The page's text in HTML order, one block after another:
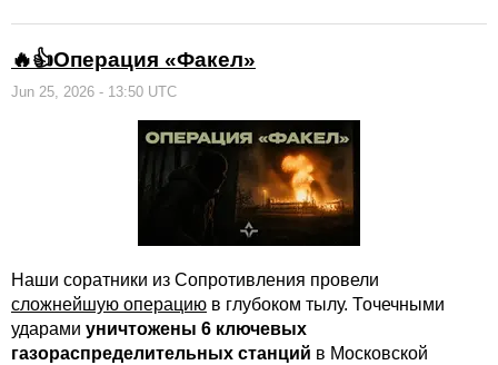
🔥👍Операция «Факел»
Jun 25, 2026 - 13:50 UTC
Наши соратники из Сопротивления провели
сложнейшую операцию в глубоком тылу. Точечными
ударами уничтожены 6 ключевых
газораспределительных станций в Московской